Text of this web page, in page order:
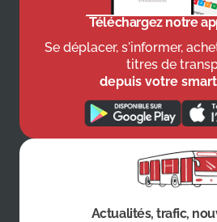
Téléchargez notre
Se déplacer, s'informer,
titres de
depuis votre
Actualités, trafic,